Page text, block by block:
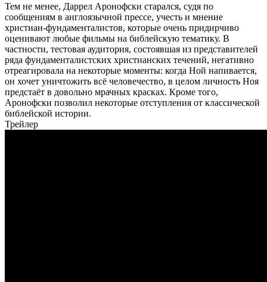
Тем не менее, Даррел Аронофски старался, судя по
сообщениям в англоязычной прессе, учесть и мнение
христиан-фундаменталистов, которые очень придирчиво
оценивают любые фильмы на библейскую тематику. В
частности, тестовая аудитория, состоявшая из представителей
ряда фундаменталистских христианских течений, негативно
отреагировала на некоторые моменты: когда Ной напивается,
он хочет уничтожить всё человечество, в целом личность Ноя
предстаёт в довольно мрачных красках. Кроме того,
Аронофски позволил некоторые отступления от классической
библейской истории.
Трейлер